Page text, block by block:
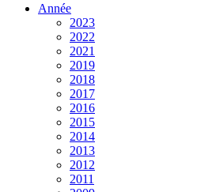
Année
2023
2022
2021
2019
2018
2017
2016
2015
2014
2013
2012
2011